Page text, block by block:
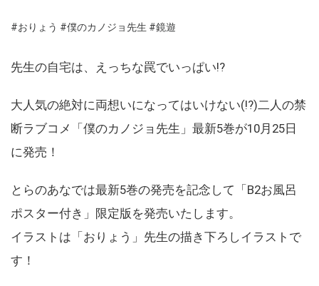
#おりょう #僕のカノジョ先生 #鏡遊
先生の自宅は、えっちな罠でいっぱい!?
大人気の絶対に両想いになってはいけない(!?)二人の禁
断ラブコメ「僕のカノジョ先生」最新5巻が10月25日
に発売！
とらのあなでは最新5巻の発売を記念して「B2お風呂
ポスター付き」限定版を発売いたします。
イラストは「おりょう」先生の描き下ろしイラストで
す！